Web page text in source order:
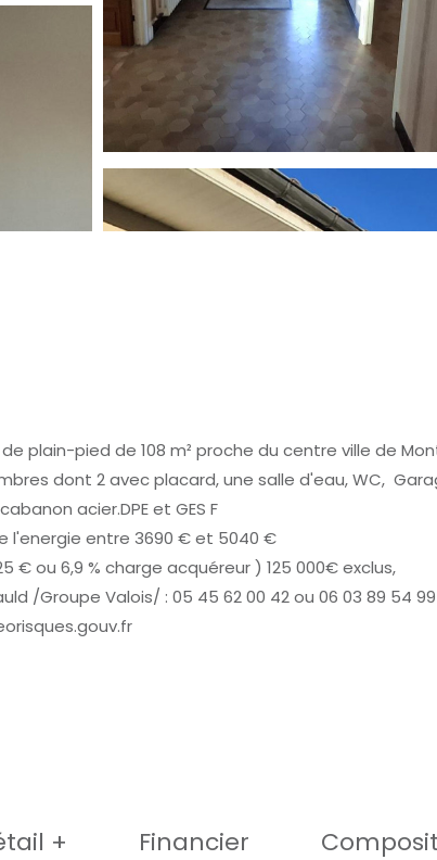
plain-pied de 108 m² proche du centre ville de
dont 2 avec placard, une salle d'eau, WC,
acier.DPE et GES F
l'energie entre 3690 € et 5040 €
€ ou 6,9 % charge acquéreur ) 125 000€ exclus,
/Groupe Valois/ : 05 45 62 00 42 ou 06 03 89 54
+ Financier